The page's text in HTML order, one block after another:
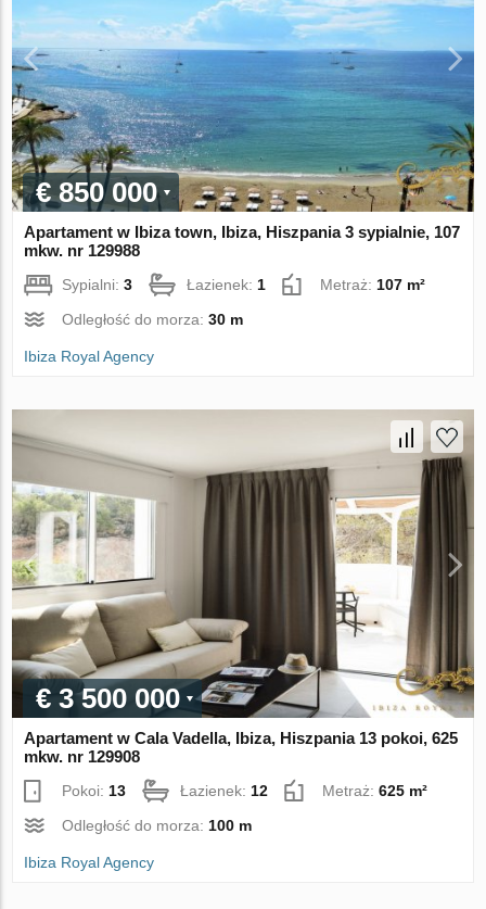
€ 850 000
Apartament w Ibiza town, Ibiza, Hiszpania 3 sypialnie, 107
mkw. nr 129988
Sypialni:3 Łazienek: 1 Metraż: 107 m²
Odległość do morza:30 m
Ibiza Royal Agency
€ 3 500 000
Apartament w Cala Vadella, Ibiza, Hiszpania 13 pokoi, 625
mkw. nr 129908
Pokoi: 13 Łazienek: 12 Metraż:625 m²
Odległość do morza: 100 m
Ibiza Royal Agency